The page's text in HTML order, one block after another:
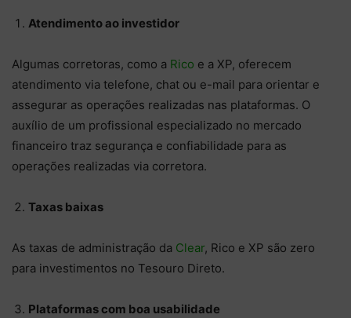
Atendimento ao investidor
Algumas corretoras, como a Rico e a XP, oferecem
atendimento via telefone, chat ou e-mail para orientar e
assegurar as operações realizadas nas plataformas. O
auxílio de um profissional especializado no mercado
financeiro traz segurança e confiabilidade para as
operações realizadas via corretora.
Taxas baixas
As taxas de administração da Clear, Rico e XP são zero
para investimentos no Tesouro Direto.
Plataformas com boa usabilidade